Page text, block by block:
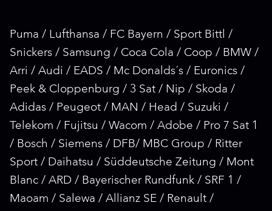
Puma / Lufthansa / FC Bayern / Sport Bittl /
Snickers / Samsung / Coca Cola / Coop / BMW /
Arri / Audi / EADS / Mc Donalds´s / Euronics /
Peek & Cloppenburg / 3 Sat / Nip / Skoda /
Adidas / Peugeot / MAN / Head / Suzuki /
Telekom / Fujitsu / Wacom / Adobe / Pro 7 Sat 1
/ Bosch / Siemens / DFB/ MBC Group / Ritter
Sport / Daihatsu / Süddeutsche Zeitung / Mont
Blanc / ARD / Bayerischer Rundfunk / SRF 1 /
Maoam / Salewa / Allianz SE / Renault /